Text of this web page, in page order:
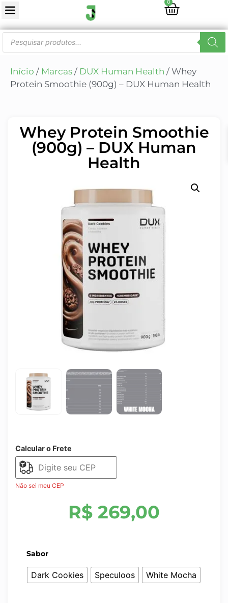
0
Início / Marcas / DUX Human Health / Whey
Protein Smoothie (900g) – DUX Human Health
Whey Protein Smoothie
(900g) – DUX Human
Health
Calcular o Frete
Não sei meu CEP
R$ 269,00
Sabor
Dark Cookies Speculoos White Mocha